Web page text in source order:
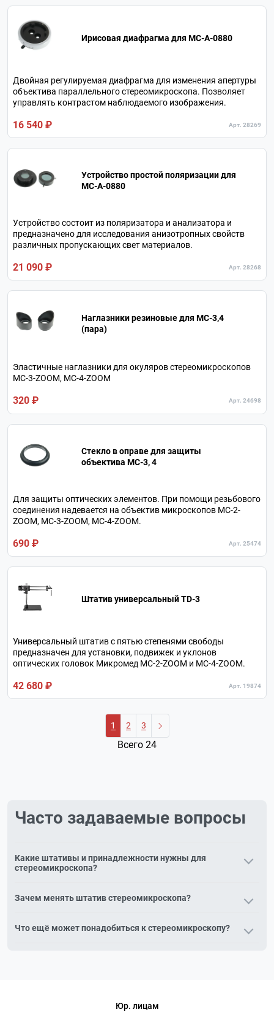
Ирисовая диафрагма для МС-А-0880
Двойная регулируемая диафрагма для изменения апертуры
объектива параллельного стереомикроскопа. Позволяет
управлять контрастом наблюдаемого изображения.
16 540 ₽ Арт. 28269
Устройство простой поляризации для
МС-A-0880
Устройство состоит из поляризатора и анализатора и
предназначено для исследования анизотропных свойств
различных пропускающих свет материалов.
21 090 ₽ Арт. 28268
Наглазники резиновые для МС-3,4
(пара)
Эластичные наглазники для окуляров стереомикроскопов
МС-3-ZOOM, МС-4-ZOOM
320 ₽ Арт. 24698
Стекло в оправе для защиты
объектива МС-3, 4
Для защиты оптических элементов. При помощи резьбового
соединения надевается на объектив микроскопов МС-2-
ZOOM, МС-3-ZOOM, МС-4-ZOOM.
690 ₽ Арт. 25474
Штатив универсальный TD-3
Универсальный штатив с пятью степенями свободы
предназначен для установки, подвижек и уклонов
оптических головок Микромед МС-2-ZOOM и МС-4-ZOOM.
42 680 ₽ Арт. 19874
1 2 3
Всего 24
Часто задаваемые вопросы
Какие штативы и принадлежности нужны для
стереомикроскопа?
они задают рабочее расстояние, высоту и удобство
Зачем менять штатив стереомикроскопа?
вылетом) расширяет рабочую зону для осмотра крупных
Что ещё может понадобиться к стереомикроскопу?
Юр. лицам